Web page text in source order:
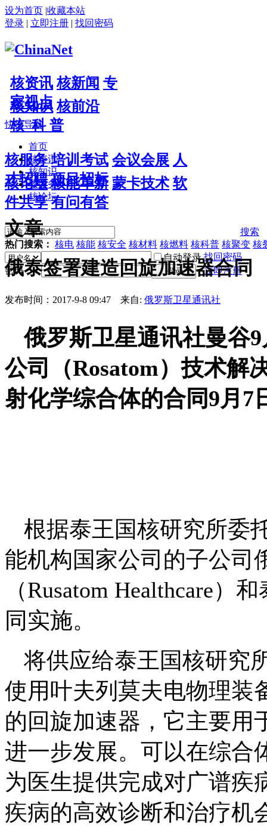
设为首页 |收藏本站
登录 | 立即注册 | 找回密码
核资讯 核新闻 专
家视点
核知识 核前沿
核 科 普
核服务 培训考试 会议会展 人
才招聘 项目招标
核论坛 核能革新 蒙卡技术 软
件共享 有问有答
搜索
热门搜索： 核电 核能 核安全 核材料 核燃料 核科普 核聚变 核
自动登录 找回密码
密码
登录 立即注册
快捷导航
首页
核资讯
核知识
核服务
核论坛
文章
俄泰签署建造回旋加速器合同
发布时间：2017-9-8 09:47 来自: 俄罗斯卫星通讯社
俄罗斯卫星通讯社曼谷9
公司（Rosatom）技术解
射化学综合体的合同9月 7
根据泰王国核研究所委
能机构国家公司的子公司
（Rusatom Healthcare）和
同实施。
将供应给泰王国核研究
使用叶夫列莫夫电物理装
的回旋加速器，它主要用
进一步发展。可以在综合
为医生提供完成对广谱疾
疾病的高效诊断和治疗机